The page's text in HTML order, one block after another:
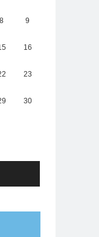
8 9
16
23
30